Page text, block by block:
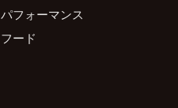
パフォーマンス
フード